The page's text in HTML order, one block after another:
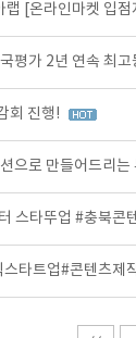
[온라인마켓 입
평가 2년 연속 최고
회 진행!
으로 만들어드리
스타뚜업 #충북콘
타트업#콘텐츠제